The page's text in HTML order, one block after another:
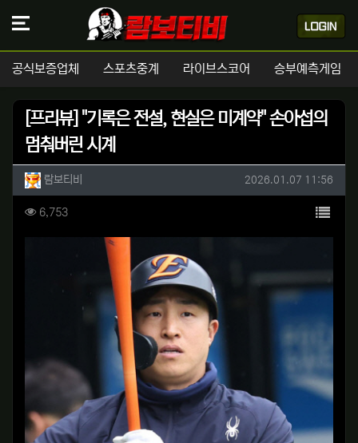
공식보증업체 스포츠중계 라이브스코어 승부예측게임
[프리뷰] "기록은 전설, 현실은 미계약" 손아섭의
멈춰버린 시계
작성자 정보
람보티비 작성일
2026.01.07 11:56
컨텐츠 정보
6,753조회 목록